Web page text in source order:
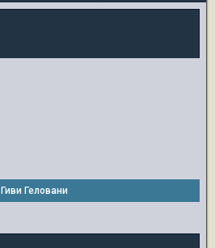
Гиви Геловани